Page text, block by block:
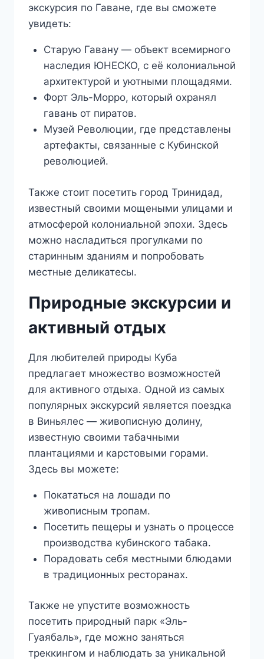
экскурсия по Гаване, где вы сможете
увидеть:
Старую Гавану — объект всемирного
наследия ЮНЕСКО, с её колониальной
архитектурой и уютными площадями.
Форт Эль-Морро, который охранял
гавань от пиратов.
Музей Революции, где представлены
артефакты, связанные с Кубинской
революцией.
Также стоит посетить город Тринидад,
известный своими мощеными улицами и
атмосферой колониальной эпохи. Здесь
можно насладиться прогулками по
старинным зданиям и попробовать
местные деликатесы.
Природные экскурсии и
активный отдых
Для любителей природы Куба
предлагает множество возможностей
для активного отдыха. Одной из самых
популярных экскурсий является поездка
в Виньялес — живописную долину,
известную своими табачными
плантациями и карстовыми горами.
Здесь вы можете:
Покататься на лошади по
живописным тропам.
Посетить пещеры и узнать о процессе
производства кубинского табака.
Порадовать себя местными блюдами
в традиционных ресторанах.
Также не упустите возможность
посетить природный парк «Эль-
Гуаябаль», где можно заняться
треккингом и наблюдать за уникальной